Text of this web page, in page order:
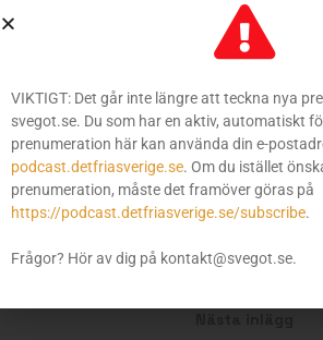
annan.
Etiketter: Donald Trump Kamala
Ur arkivet: Om Gustav Adolf
VIKTIGT: Det går inte längre att teckna nya
svegot.se. Du som har en aktiv, automatiskt
prenumeration här kan använda din e-
podcast.detfriasverige.se. Om du istället
prenumeration, måste det framöver göras på
https://podcast.detfriasverige.se/subscribe.
Frågor? Hör av dig på kontakt@svegot.se.